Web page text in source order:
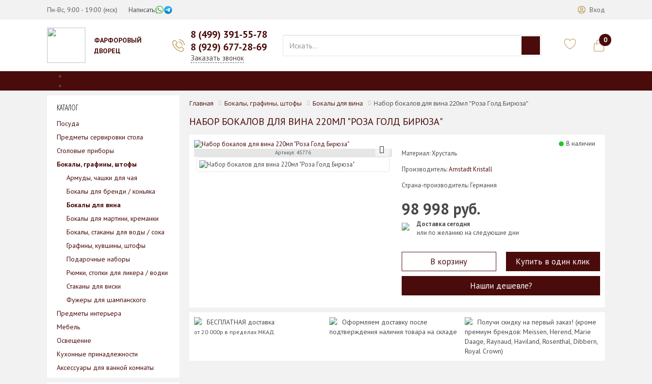
Пн-Вс, 9:00 - 19:00 (мск) Написать: Вход
ФАРФОРОВЫЙ
ДВОРЕЦ
8 (499) 391-55-78
8 (929) 677-28-69
Заказать звонок
0
Производители
Скидки
Оплата
Доставка
Контакты
Главная Бокалы, графины, штофы Бокалы для вина Набор бокалов для вина 220мл "Роза Голд Бирюза"
НАБОР БОКАЛОВ ДЛЯ ВИНА 220МЛ "РОЗА ГОЛД БИРЮЗА"
Артикул: 45776
В наличии
Материал: Хрусталь
Производитель:Arnstadt Kristall
Страна-производитель: Германия
98 998 руб.
Доставка сегодня
или по желанию на следующие дни
В корзину Купить в один клик
Нашли дешевле?
БЕСПЛАТНАЯ доставка
от 20 000р в пределах МКАД
Оформляем доставку после
подтверждения наличия товара на складе
Получи скидку на первый заказ! (кроме
премиум брендов: Meissen, Herend, Marie
Daage, Raynaud, Haviland, Rosenthal, Dibbern,
Royal Crown)
КАТАЛОГ
Посуда
Предметы сервировки стола
Столовые приборы
Бокалы, графины, штофы
Армуды, чашки для чая
Бокалы для бренди / коньяка
Бокалы для вина
Бокалы для мартини, креманки
Бокалы, стаканы для воды / сока
Графины, кувшины, штофы
Подарочные наборы
Рюмки, стопки для ликера / водки
Стаканы для виски
Фужеры для шампанского
Предметы интерьера
Мебель
Освещение
Кухонные принадлежности
Аксессуары для ванной комнаты